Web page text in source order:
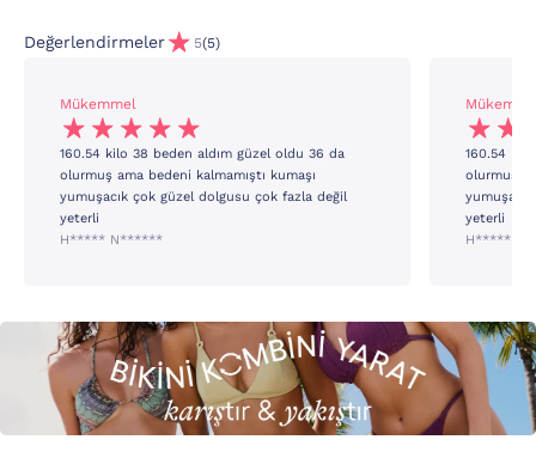
Değerlendirmeler 5(5)
Mükemmel
160.54 kilo 38 beden aldım güzel oldu 36 da
olurmuş ama bedeni kalmamıştı kumaşı
yumuşacık çok güzel dolgusu çok fazla değil
yeterli
H***** N******
160.54
olurmuş
yeterli
H*****